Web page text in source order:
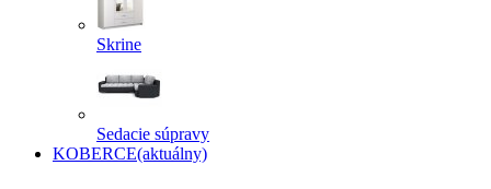
Skrine
Sedacie súpravy
KOBERCE(aktuálny)